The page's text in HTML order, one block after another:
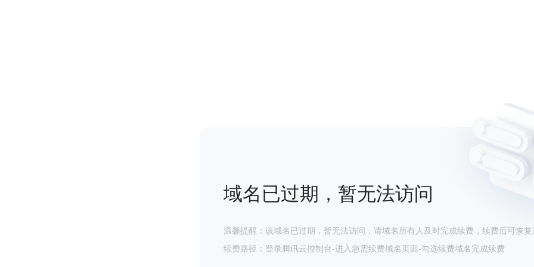
域名已过期，暂无法访问
温馨提醒：该域名已过期，暂无法访问，请域名所有人及时完成续费，续费后可恢复
续费路径：登录腾讯云控制台-进入急需续费域名页面-勾选续费域名完成续费